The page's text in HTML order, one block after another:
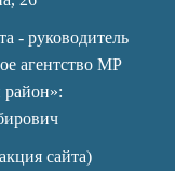
- руководитель
агентство МР
район»:
сайта)